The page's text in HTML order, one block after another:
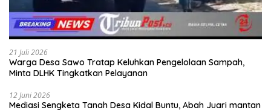
21 Juli 2026
Warga Desa Sawo Tratap Keluhkan Pengelolaan Sampah,
Minta DLHK Tingkatkan Pelayanan
12 Juni 2026
Mediasi Sengketa Tanah Desa Kidal Buntu, Abah Juari mantan